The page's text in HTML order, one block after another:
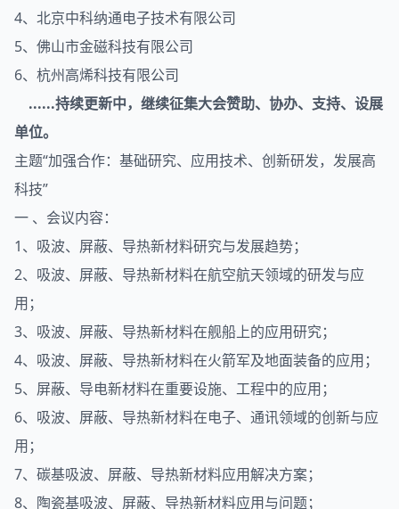
4、北京中科纳通电子技术有限公司
5、佛山市金磁科技有限公司
6、杭州高烯科技有限公司
......持续更新中，继续征集大会赞助、协办、支持、设展
单位。
主题“加强合作：基础研究、应用技术、创新研发，发展高
科技”
一 、会议内容：
1、吸波、屏蔽、导热新材料研究与发展趋势；
2、吸波、屏蔽、导热新材料在航空航天领域的研发与应
用；
3、吸波、屏蔽、导热新材料在舰船上的应用研究；
4、吸波、屏蔽、导热新材料在火箭军及地面装备的应用；
5、屏蔽、导电新材料在重要设施、工程中的应用；
6、吸波、屏蔽、导热新材料在电子、通讯领域的创新与应
用；
7、碳基吸波、屏蔽、导热新材料应用解决方案；
8、陶瓷基吸波、屏蔽、导热新材料应用与问题；